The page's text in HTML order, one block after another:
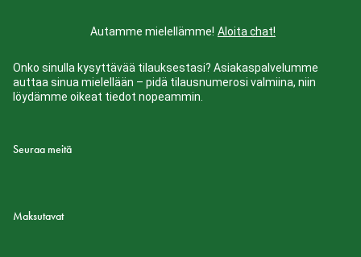
Autamme mielellämme! Aloita chat!
Onko sinulla kysyttävää tilauksestasi? Asiakaspalvelumme
auttaa sinua mielellään – pidä tilausnumerosi valmiina, niin
löydämme oikeat tiedot nopeammin.
Seuraa meitä
Maksutavat